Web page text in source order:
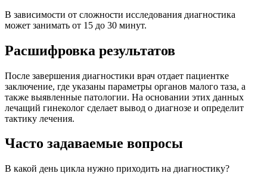
В зависимости от сложности исследования диагностика
может занимать от 15 до 30 минут.
Расшифровка результатов
После завершения диагностики врач отдает пациентке
заключение, где указаны параметры органов малого таза, а
также выявленные патологии. На основании этих данных
лечащий гинеколог сделает вывод о диагнозе и определит
тактику лечения.
Часто задаваемые вопросы
В какой день цикла нужно приходить на диагностику?